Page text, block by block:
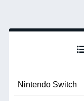
Nintendo Switch